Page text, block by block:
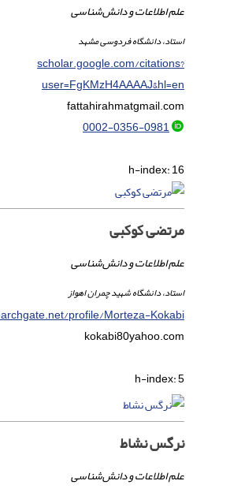
علم اطلاعات و دانش‌شناسی
استاد، دانشگاه فردوسی مشهد
scholar.google.com/citations?
user=FgKMzH4AAAAJ&hl=en
fattahirahmatgmail.com
0002-0356-0981
h-index:16
مرتضی کوکبی
علم اطلاعات و دانش‌شناسی
استاد، دانشگاه شهید چمران اهواز
profile/Morteza-Kokabi
kokabi80yahoo.com
h-index:5
نرگس نشاط
علم اطلاعات و دانش‌شناسی